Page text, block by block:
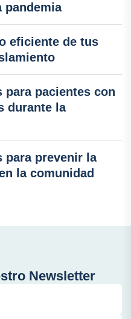
pandemia
eficiente de tus
para pacientes con
durante la
para prevenir la
la comunidad
Newsletter